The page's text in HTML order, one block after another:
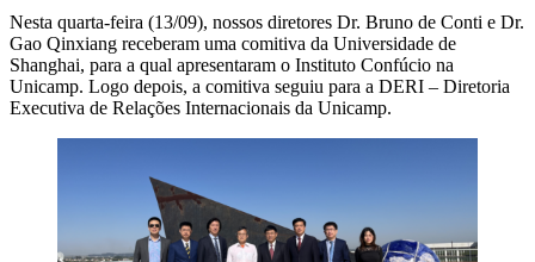
Nesta quarta-feira (13/09), nossos diretores Dr. Bruno de Conti e Dr.
Gao Qinxiang receberam uma comitiva da Universidade de
Shanghai, para a qual apresentaram o Instituto Confúcio na
Unicamp. Logo depois, a comitiva seguiu para a DERI – Diretoria
Executiva de Relações Internacionais da Unicamp.